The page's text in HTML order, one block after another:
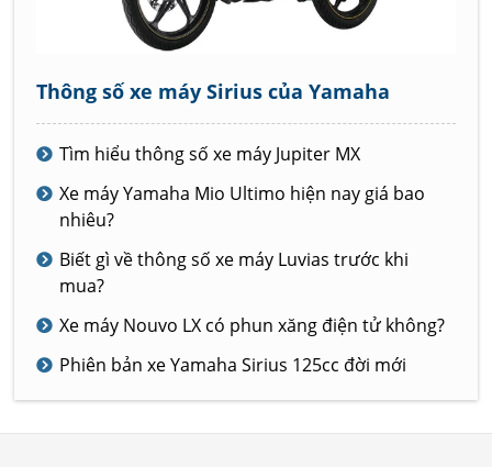
Thông số xe máy Sirius của Yamaha
Tìm hiểu thông số xe máy Jupiter MX
Xe máy Yamaha Mio Ultimo hiện nay giá bao
nhiêu?
Biết gì về thông số xe máy Luvias trước khi
mua?
Xe máy Nouvo LX có phun xăng điện tử không?
Phiên bản xe Yamaha Sirius 125cc đời mới